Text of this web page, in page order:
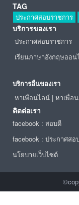
TAG
ประกาศสอบราชการ
บริการของเรา
ประกาศสอบราชการ
เรียนภาษาอังกฤษออ
บริการอื่นของเรา
หาเพื่อนไลน์ | หาเพื่อ
ติดต่อเรา
facebook : สอบดี
facebook : ประกาศสอ
นโยบายเว็บไซต์